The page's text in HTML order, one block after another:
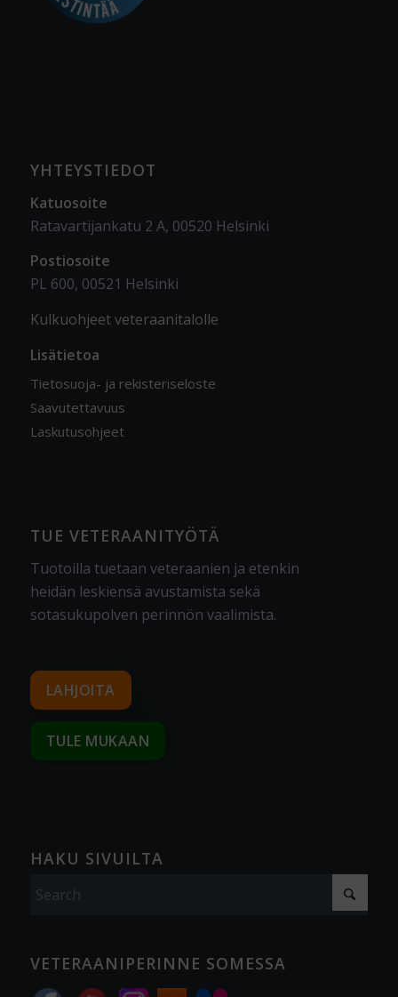
YHTEYSTIEDOT
Katuosoite
Ratavartijankatu 2 A, 00520 Helsinki
Postiosoite
PL 600, 00521 Helsinki
Kulkuohjeet veteraanitalolle
Lisätietoa
Tietosuoja- ja rekisteriseloste
Saavutettavuus
Laskutusohjeet
TUE VETERAANITYÖTÄ
Tuotoilla tuetaan veteraanien ja etenkin
heidän leskiensä avustamista sekä
sotasukupolven perinnön vaalimista.
LAHJOITA
TULE MUKAAN
HAKU SIVUILTA
VETERAANIPERINNE SOMESSA